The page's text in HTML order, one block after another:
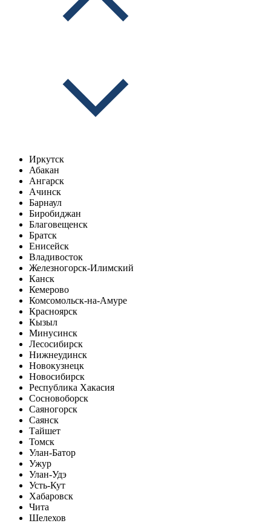
Иркутск
Абакан
Ангарск
Ачинск
Барнаул
Биробиджан
Благовещенск
Братск
Енисейск
Владивосток
Железногорск-Илимский
Канск
Кемерово
Комсомольск-на-Амуре
Красноярск
Кызыл
Минусинск
Лесосибирск
Нижнеудинск
Новокузнецк
Новосибирск
Республика Хакасия
Сосновоборск
Саяногорск
Саянск
Тайшет
Томск
Улан-Батор
Ужур
Улан-Удэ
Усть-Кут
Хабаровск
Чита
Шелехов